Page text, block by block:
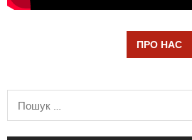
ПРО НАС